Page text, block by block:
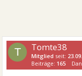
T Tomte38
Mitglied seit:
Beiträge: 165